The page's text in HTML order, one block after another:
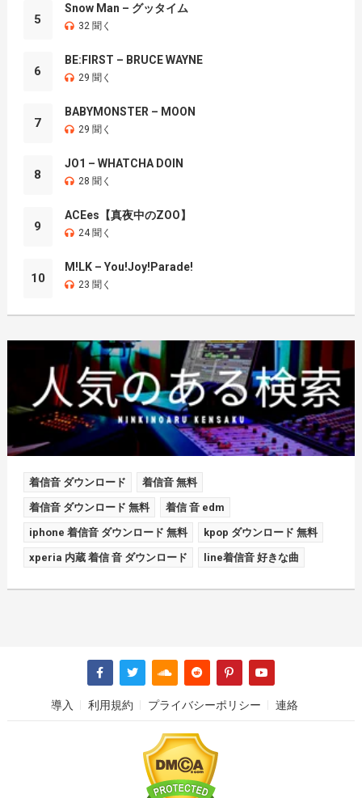
5
Snow Man – グッタイム
32 聞く
6
BE:FIRST – BRUCE WAYNE
29 聞く
7
BABYMONSTER – MOON
29 聞く
8
JO1 – WHATCHA DOIN
28 聞く
9
ACEes【真夜中のZOO】
24 聞く
10
M!LK – You!Joy!Parade!
23 聞く
着信音 ダウンロード 着信音 無料
着信音 ダウンロード 無料 着信 音 edm
iphone 着信音 ダウンロード 無料 kpop ダウンロード 無料
xperia 内蔵 着信 音 ダウンロード line着信音 好きな曲
導入 利用規約 プライバシーポリシー 連絡